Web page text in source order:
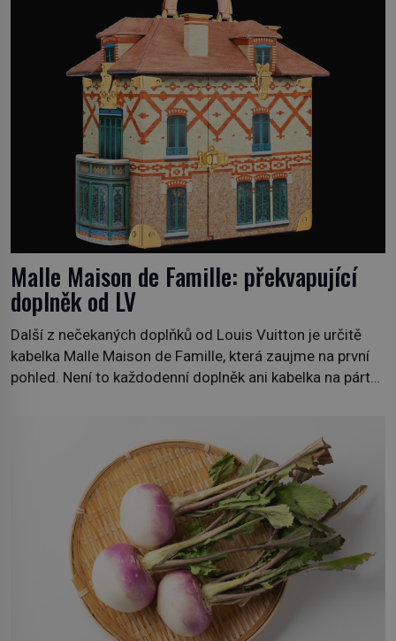
domovinou je prakticky celá Austrálie s výjimkou
pobřežní oblasti. […]
Malle Maison de Famille: překvapující
doplněk od LV
Další z nečekaných doplňků od Louis Vuitton je určitě
kabelka Malle Maison de Famille, která zaujme na první
pohled. Není to každodenní doplněk ani kabelka na párty,
adrese 18 Rue Louis Vuitton, které bylo postaveno v
roce 1869. […]